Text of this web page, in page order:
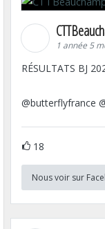
1 année 5
RÉSULTATS BJ
@butterflyfrance
18
Nous voir sur